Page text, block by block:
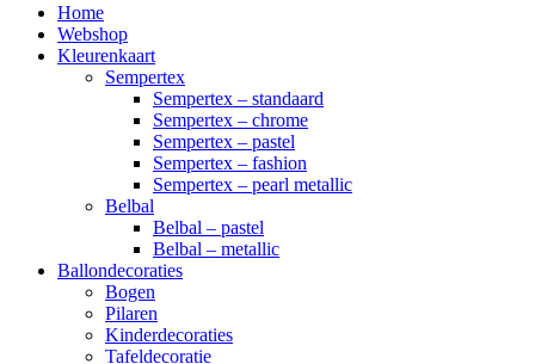
Home
Webshop
Kleurenkaart
Sempertex
Sempertex – standaard
Sempertex – chrome
Sempertex – pastel
Sempertex – fashion
Sempertex – pearl metallic
Belbal
Belbal – pastel
Belbal – metallic
Ballondecoraties
Bogen
Pilaren
Kinderdecoraties
Tafeldecoratie